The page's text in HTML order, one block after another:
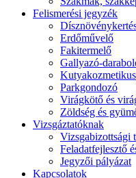
Felismerési jegyzék
Erdőművelő
Fakitermelő
Gallyazó-
Kutyakozmetikus
Parkgondozó
Virágkötő és
Zöldség és
Vizsgáztatóknak
Vizsgabizottsági
Feladatfejlesztő
Jegyzői pályázat
Kapcsolatok